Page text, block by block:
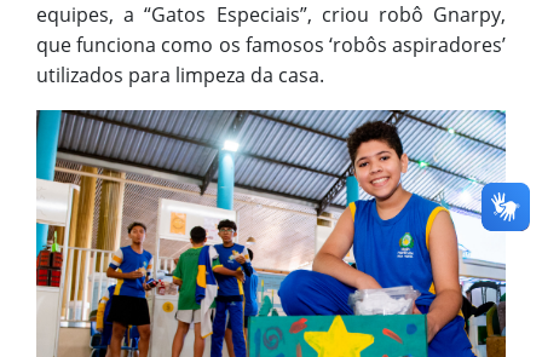
equipes, a “Gatos Especiais”, criou robô Gnarpy,
que funciona como os famosos ‘robôs aspiradores’
utilizados para limpeza da casa.